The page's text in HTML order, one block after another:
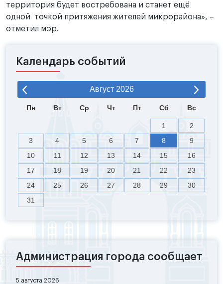
территория будет востребована и станет ещё
одной точкой притяжения жителей микрорайона», –
отметил мэр.
Календарь событий
Август 2026
Пн Вт Ср Чт Пт Сб Вс
1
2
3
4 5 6 7 8
9
10
11 12 13 14 15
16
17
18 19 20 21 22
23
24
25 26 27 28 29
30
31
Администрация города сообщает
5 августа 2026